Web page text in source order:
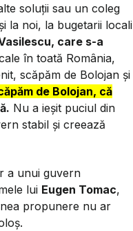
soluții sau un coleg
la noi, la bugetarii locali
care s-a
în toată România,
scăpăm de Bolojan și
de Bolojan, că
Nu a ieșit puciul din
stabil și creează
a unui guvern
lui Eugen Tomac,
propunere nu ar